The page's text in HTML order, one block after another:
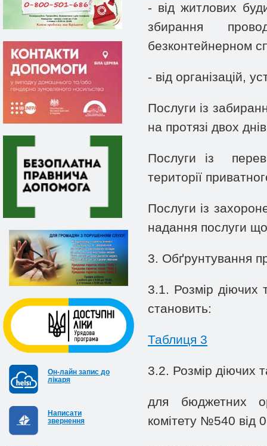
Он-лайн запис до
лікаря
Написати
звернення
- від житлових
збирання
безконтейнерном
- від організацій,
Послуги із
на протязі двох
Послуги із
території
Послуги із
надання послуги
3. Обґрунтування
3.1. Розмір діючих
становить:
Таблиця 3
3.2. Розмір діючих
для бюджетних
комітету №540 від